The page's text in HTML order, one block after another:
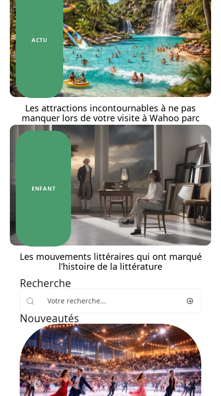
ACTU
Les attractions incontournables à ne pas
manquer lors de votre visite à Wahoo parc
ENFANT
Les mouvements littéraires qui ont marqué
l’histoire de la littérature
Recherche
Nouveautés